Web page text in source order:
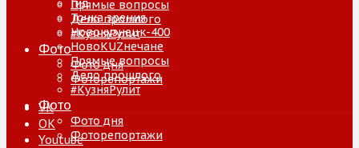
Прямые вопросы
Дело прошлого
#КузняРулит
Фото
Фото дня
Фоторепортажи
VK
ОК
Youtube
Гид
Точка зрения
Новокузнецк-400
НовоKUZнечане
Прямые вопросы
Дело прошлого
#КузняРулит
Фото
Фото дня
Фоторепортажи